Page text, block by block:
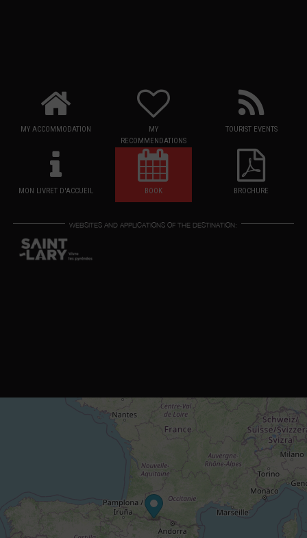
MY ACCOMMODATION
MY
RECOMMENDATIONS
TOURIST EVENTS
MON LIVRET D'ACCUEIL BOOK BROCHURE
WEBSITES AND APPLICATIONS OF THE DESTINATION: